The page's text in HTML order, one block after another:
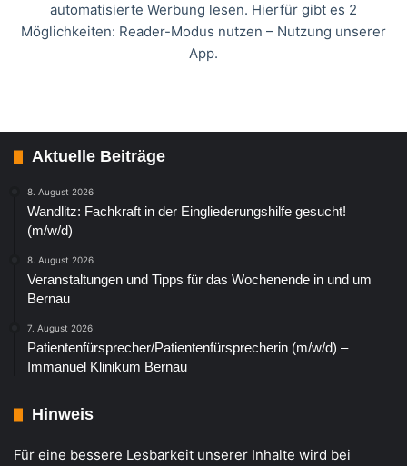
automatisierte Werbung lesen. Hierfür gibt es 2
Möglichkeiten: Reader-Modus nutzen – Nutzung unserer
App.
Aktuelle Beiträge
8. August 2026
Wandlitz: Fachkraft in der Eingliederungshilfe gesucht!
(m/w/d)
8. August 2026
Veranstaltungen und Tipps für das Wochenende in und um
Bernau
7. August 2026
Patientenfürsprecher/Patientenfürsprecherin (m/w/d) –
Immanuel Klinikum Bernau
Hinweis
Für eine bessere Lesbarkeit unserer Inhalte wird bei